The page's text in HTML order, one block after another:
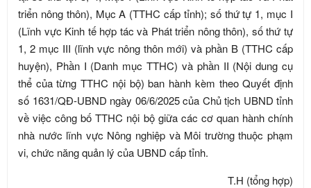
triển nông thôn), Mục A (TTHC cấp tỉnh); số thứ tự 1, mục I
(Lĩnh vực Kinh tế hợp tác và Phát triển nông thôn), số thứ tự
1, 2 mục III (lĩnh vực nông thôn mới) và phần B (TTHC cấp
huyện), Phần I (Danh mục TTHC) và phần II (Nội dung cụ
thể của từng TTHC nội bộ) ban hành kèm theo Quyết định
số 1631/QĐ-UBND ngày 06/6/2025 của Chủ tịch UBND tỉnh
về việc công bố TTHC nội bộ giữa các cơ quan hành chính
nhà nước lĩnh vực Nông nghiệp và Môi trường thuộc phạm
vi, chức năng quản lý của UBND cấp tỉnh.
T.H (tổng hợp)